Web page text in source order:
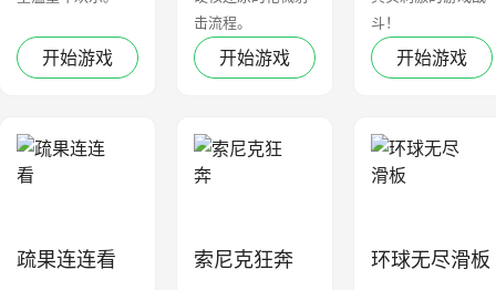
开始游戏
击流程。
开始游戏
斗！
开始游戏
疏果连连看 索尼克狂奔 环球无尽滑板